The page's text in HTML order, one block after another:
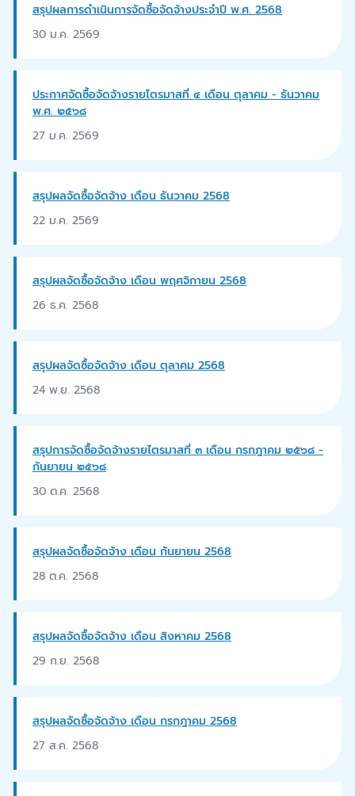
สรุปผลการดำเนินการจัดซื้อจัดจ้างประจำปี พ.ศ. 2568
30 ม.ค. 2569
ประกาศจัดซื้อจัดจ้างรายไตรมาสที่ ๔ เดือน ตุลาคม - ธันวาคม
พ.ศ. ๒๕๖๘
27 ม.ค. 2569
สรุปผลจัดซื้อจัดจ้าง เดือน ธันวาคม 2568
22 ม.ค. 2569
สรุปผลจัดซื้อจัดจ้าง เดือน พฤศจิกายน 2568
26 ธ.ค. 2568
สรุปผลจัดซื้อจัดจ้าง เดือน ตุลาคม 2568
24 พ.ย. 2568
สรุปการจัดซื้อจัดจ้างรายไตรมาสที่ ๓ เดือน กรกฎาคม ๒๕๖๘ -
กันยายน ๒๕๖๘
30 ต.ค. 2568
สรุปผลจัดซื้อจัดจ้าง เดือน กันยายน 2568
28 ต.ค. 2568
สรุปผลจัดซื้อจัดจ้าง เดือน สิงหาคม 2568
29 ก.ย. 2568
สรุปผลจัดซื้อจัดจ้าง เดือน กรกฎาคม 2568
27 ส.ค. 2568